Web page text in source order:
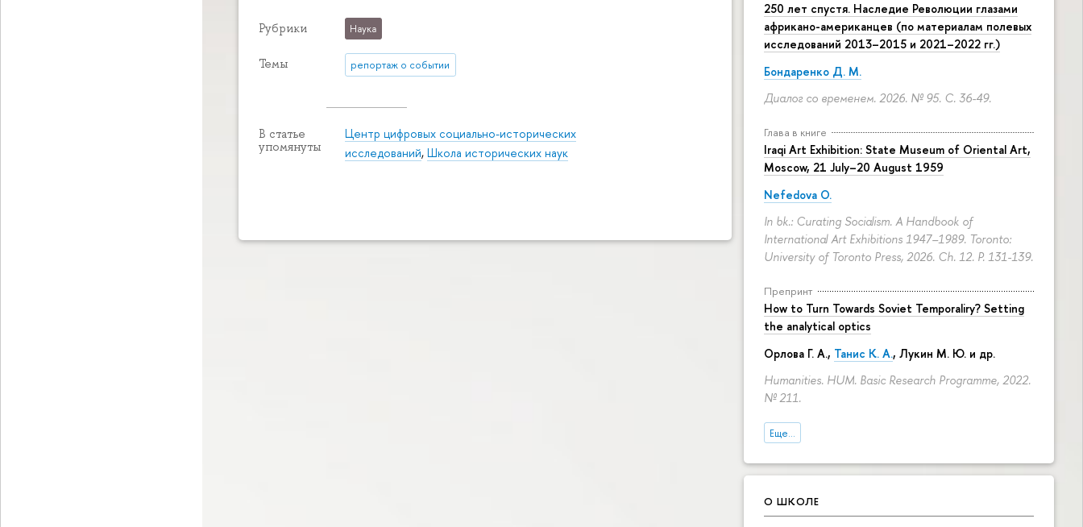
250 лет спустя. Наследие Революции глазами
африкано-американцев (по материалам полевых
исследований 2013–2015 и 2021–2022 гг.)
Бондаренко Д. М.
Диалог со временем. 2026. № 95. С. 36-49.
Глава в книге
Iraqi Art Exhibition: State Museum of Oriental Art,
Moscow, 21 July–20 August 1959
Nefedova O.
In bk.: Curating Socialism. A Handbook of
International Art Exhibitions 1947–1989. Toronto:
University of Toronto Press, 2026. Ch. 12. P. 131-139.
Препринт
How to Turn Towards Soviet Temporaliry? Setting
the analytical optics
Орлова Г. А., Танис К. А., Лукин М. Ю. и др.
Humanities. HUM. Basic Research Programme, 2022.
№ 211.
Еще...
О ШКОЛЕ
Рубрики Наука
Темы репортаж о событии
В статье
упомянуты
Центр цифровых социально-исторических
исследований,Школа исторических наук